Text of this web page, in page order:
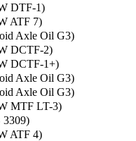
DTF-1)
ATF 7)
Axle Oil G3)
DCTF-2)
DCTF-1+)
Axle Oil G3)
Axle Oil G3)
MTF LT-3)
3309)
ATF 4)